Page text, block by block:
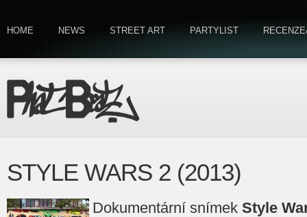
HOME NEWS STREET ART PARTYLIST
STYLE WARS 2 (2013)
Dokumentární snímek Style